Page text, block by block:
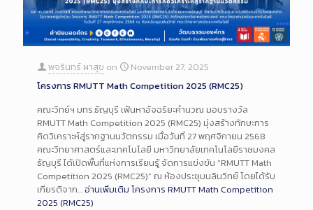
พจรินทร์ ผาสุข on
November 27, 2025
โครงการ RMUTT Math Competition 2025 (RMC25)
คณะวิทย์ฯ มทร.ธัญบุรี เฟ้นหาอัจฉริยะคํานวณ มอบรางวัล
RMUTT Math Competition 2025 (RMC25) มุ่งสร้างทักษะการ
คิดวิเคราะห์สู่รากฐานนวัตกรรม เมื่อวันที่ 27 พฤศจิกายน 2568
คณะวิทยาศาสตร์และเทคโนโลยี มหาวิทยาลัยเทคโนโลยีราชมงคล
ธัญบุรี ได้เปิดพื้นที่แห่งการเรียนรู้ จัดการแข่งขัน “RMUTT Math
Competition 2025 (RMC25)” ณ ห้องประชุมนลินวิทย์ โดยได้รับ
เกียรติจาก…อ่านเพิ่มเติม โครงการ RMUTT Math Competition
2025 (RMC25)